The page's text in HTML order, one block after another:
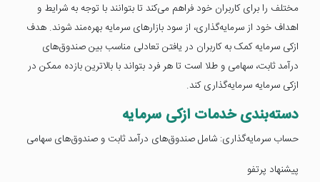
مختلف را برای کاربران خود فراهم می‌کند تا بتوانند با توجه به شرایط و
اهداف خود از سرمایه‌گذاری، از سود بازارهای سرمایه بهره‌مند شوند. هدف
ازکی سرمایه کمک به کاربران در یافتن تعادلی مناسب بین صندوق‌های
درآمد ثابت، سهامی و طلا است تا هر فرد بتواند با بالاترین بازده ممکن در
ازکی سرمایه سرمایه‌گذاری کند.
دسته‌بندی خدمات ازکی سرمایه
حساب سرمایه‌گذاری: شامل صندوق‌های درآمد ثابت و صندوق‌های سهامی
پیشنهاد پرتفو